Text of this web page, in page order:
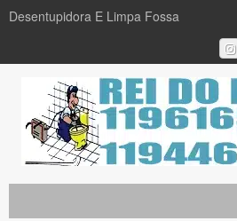
Desentupidora E Limpa Fossa